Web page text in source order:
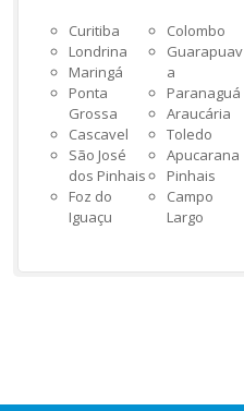
Curitiba
Londrina
Maringá
Ponta
Grossa
Cascavel
São José
dos Pinhais
Foz do
Iguaçu
Colombo
Guarapuav
a
Paranaguá
Araucária
Toledo
Apucarana
Pinhais
Campo
Largo